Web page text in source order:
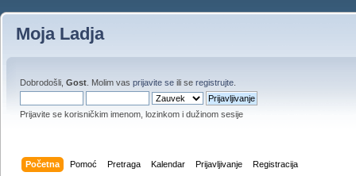
Moja Ladja
Dobrodošli, Gost . Molim vas prijavite se ili se registrujte
Prijavite se korisničkim imenom, lozinkom i dužinom sesije
Početna Pomoć Pretraga Kalendar Prijavljivanje Registracija